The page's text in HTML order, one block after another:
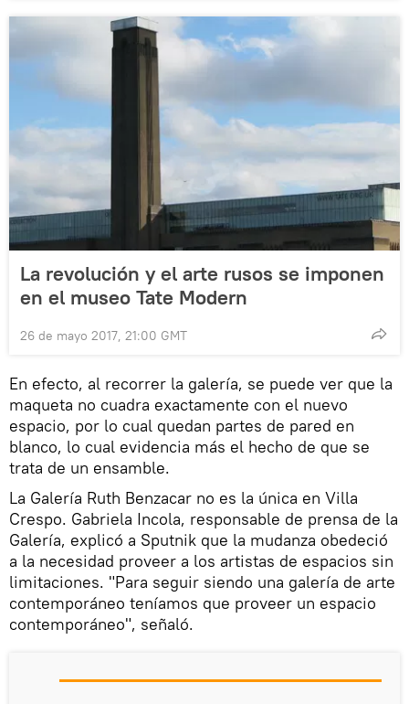
La revolución y el arte rusos se imponen
en el museo Tate Modern
26 de mayo 2017, 21:00 GMT
En efecto, al recorrer la galería, se puede ver que la
maqueta no cuadra exactamente con el nuevo
espacio, por lo cual quedan partes de pared en
blanco, lo cual evidencia más el hecho de que se
trata de un ensamble.
La Galería Ruth Benzacar no es la única en Villa
Crespo. Gabriela Incola, responsable de prensa de la
Galería, explicó a Sputnik que la mudanza obedeció
a la necesidad proveer a los artistas de espacios sin
limitaciones. "Para seguir siendo una galería de arte
contemporáneo teníamos que proveer un espacio
contemporáneo", señaló.